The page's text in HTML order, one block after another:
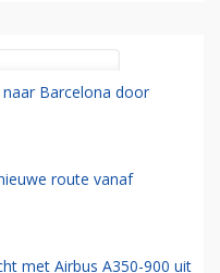
Barcelona door
route vanaf
met Airbus A350-900 uit